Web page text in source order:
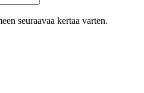
seuraavaa kertaa varten.